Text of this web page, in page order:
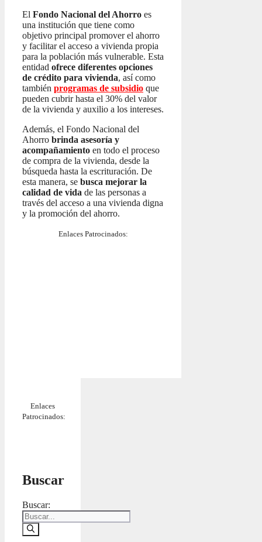
El Fondo Nacional del Ahorro es
una institución que tiene como
objetivo principal promover el ahorro
y facilitar el acceso a vivienda propia
para la población más vulnerable. Esta
entidad ofrece diferentes opciones
de crédito para vivienda, así como
también programas de subsidio que
pueden cubrir hasta el 30% del valor
de la vivienda y auxilio a los intereses.
Además, el Fondo Nacional del
Ahorro brinda asesoría y
acompañamiento en todo el proceso
de compra de la vivienda, desde la
búsqueda hasta la escrituración. De
esta manera, se busca mejorar la
calidad de vida de las personas a
través del acceso a una vivienda digna
y la promoción del ahorro.
Enlaces Patrocinados:
Enlaces
Patrocinados:
Buscar
Buscar: